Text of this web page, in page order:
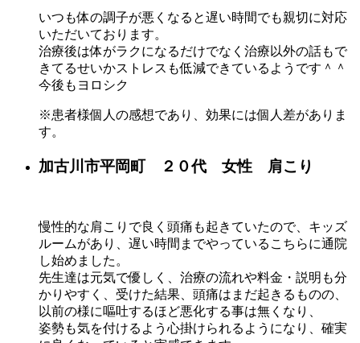
いつも体の調子が悪くなると遅い時間でも親切に対応
いただいております。
治療後は体がラクになるだけでなく治療以外の話もで
きてるせいかストレスも低減できているようです＾＾
今後もヨロシク
※患者様個人の感想であり、効果には個人差がありま
す。
加古川市平岡町 ２０代 女性 肩こり
慢性的な肩こりで良く頭痛も起きていたので、キッズ
ルームがあり、遅い時間までやっているこちらに通院
し始めました。
先生達は元気で優しく、治療の流れや料金・説明も分
かりやすく、受けた結果、頭痛はまだ起きるものの、
以前の様に嘔吐するほど悪化する事は無くなり、
姿勢も気を付けるよう心掛けられるようになり、確実